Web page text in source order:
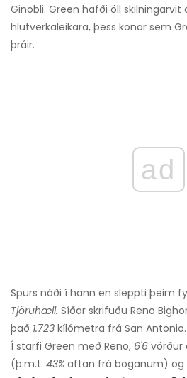
Ginobli. Green hafði öll
hlutverkaleikara, þess konar sem
þráir.
ad
Spurs náði í hann en sleppti þeim
Tjöruhæll. Síðar skrifuðu Reno
það 1.723 kílómetra frá San Antonio.
Í starfi Green með Reno, 6'6 vörður
(þ.m.t. 43% aftan frá boganum) og